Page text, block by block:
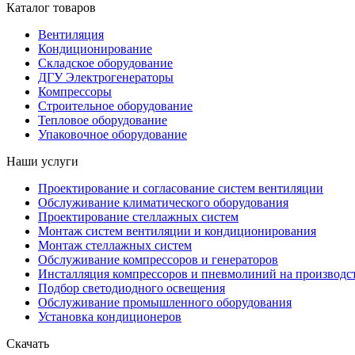
Каталог товаров
Вентиляция
Кондиционирование
Складское оборудование
ДГУ Электрогенераторы
Компрессоры
Строительное оборудование
Тепловое оборудование
Упаковочное оборудование
Наши услуги
Проектирование и согласование систем вентиляции
Обслуживание климатического оборудования
Проектирование стеллажных систем
Монтаж систем вентиляции и кондиционирования
Монтаж стеллажных систем
Обслуживание компрессоров и генераторов
Инсталляция компрессоров и пневмолиний на
Подбор светодиодного освещения
Обслуживание промышленного оборудования
Установка кондиционеров
Скачать